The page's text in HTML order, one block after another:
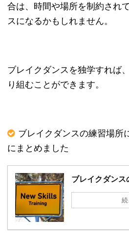
合は、時間や場所を制約され
スになるかもしれません。
ブレイクダンスを独学すれば
り組むことができます。
ブレイクダンスの練習場所
にまとめました
ブレイクダンス